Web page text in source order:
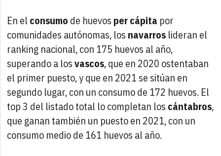
En el consumo de huevos per cápita por
comunidades autónomas, los navarros lideran el
ranking nacional, con 175 huevos al año,
superando a losvascos, que en 2020 ostentaban
el primer puesto, y que en 2021 se sitúan en
segundo lugar, con un consumo de 172 huevos. El
top 3 del listado total lo completan los cántabros,
que ganan también un puesto en 2021, con un
consumo medio de 161 huevos al año.